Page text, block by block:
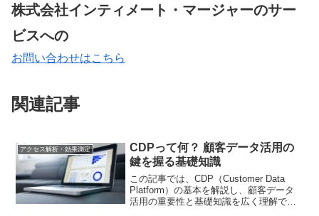
株式会社インティメート・マージャーのサー
ビスへの
お問い合わせはこちら
関連記事
アクセス解析・効果測定
CDPって何？ 顧客データ活用の
鍵を握る基礎知識
この記事では、CDP（Customer Data
Platform）の基本を解説し、顧客データ
活用の重要性と基礎知識を広く理解でき